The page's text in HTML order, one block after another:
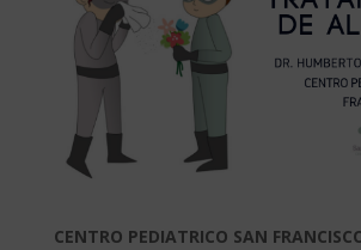
CENTRO PEDIATRICO SAN